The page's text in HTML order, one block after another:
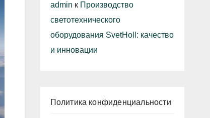
admin к Производство
светотехнического
оборудования SvetHoll: качество
и инновации
Политика конфиденциальности